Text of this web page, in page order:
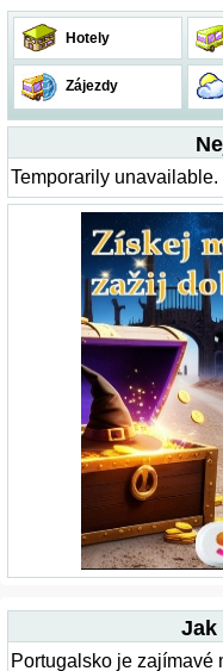
Hotely
Zájezdy
Temporarily
Jak
Portugalsko je zajímavé